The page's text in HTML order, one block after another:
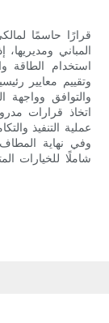
المباني
استخدام الطاقة
والتوافق
اتخاذ قرارات
عملية التنفيذ
وفي نهاية
شاملًا للخيارات